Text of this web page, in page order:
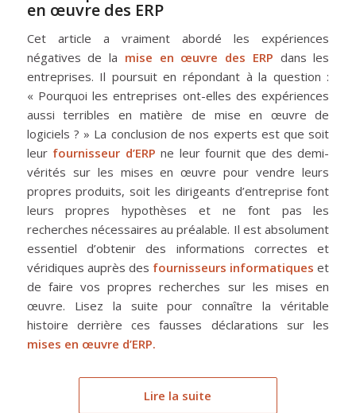
en œuvre des ERP
Cet article a vraiment abordé les expériences
négatives de la mise en œuvre des ERP dans les
entreprises. Il poursuit en répondant à la question :
« Pourquoi les entreprises ont-elles des expériences
aussi terribles en matière de mise en œuvre de
logiciels ? » La conclusion de nos experts est que soit
leur fournisseur d’ERP ne leur fournit que des demi-
vérités sur les mises en œuvre pour vendre leurs
propres produits, soit les dirigeants d’entreprise font
leurs propres hypothèses et ne font pas les
recherches nécessaires au préalable. Il est absolument
essentiel d’obtenir des informations correctes et
véridiques auprès des fournisseurs informatiques et
de faire vos propres recherches sur les mises en
œuvre. Lisez la suite pour connaître la véritable
histoire derrière ces fausses déclarations sur les
mises en œuvre d’ERP.
Lire la suite